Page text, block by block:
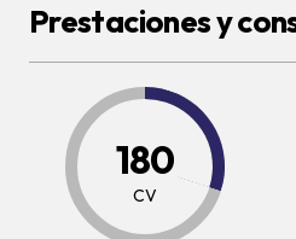
Prestaciones y
180
CV